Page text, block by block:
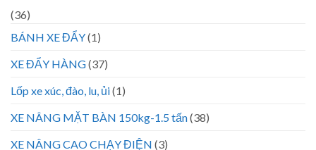
(36)
BÁNH XE ĐẨY(1)
XE ĐẨY HÀNG(37)
Lốp xe xúc, đào, lu, ủi(1)
XE NÂNG MẶT BÀN 150kg-1.5 tấn(38)
XE NÂNG CAO CHẠY ĐIỆN (3)